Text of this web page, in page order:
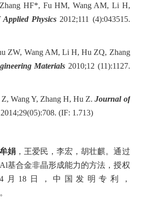
HF*, Fu HM, Wang AM, Li H,
Physics2012;111 (4):043515.
ZW, Wang AM, Li H, Hu ZQ, Zhang
Materials 2010;12 (11):1127.
Z, Wang Y, Zhang H, Hu Z.Journal of
2014;29(05):708. (IF: 1.713)
牟娟，王爱民，李宏，胡壮麒。通过
基合金非晶形成能力的方法，授权
月18日，中国发明专利，